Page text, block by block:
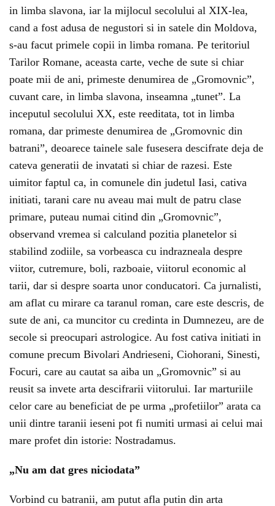
in limba slavona, iar la mijlocul secolului al XIX-lea,
cand a fost adusa de negustori si in satele din Moldova,
s-au facut primele copii in limba romana. Pe teritoriul
Tarilor Romane, aceasta carte, veche de sute si chiar
poate mii de ani, primeste denumirea de „Gromovnic”,
cuvant care, in limba slavona, inseamna „tunet”. La
inceputul secolului XX, este reeditata, tot in limba
romana, dar primeste denumirea de „Gromovnic din
batrani”, deoarece tainele sale fusesera descifrate deja de
cateva generatii de invatati si chiar de razesi. Este
uimitor faptul ca, in comunele din judetul Iasi, cativa
initiati, tarani care nu aveau mai mult de patru clase
primare, puteau numai citind din „Gromovnic”,
observand vremea si calculand pozitia planetelor si
stabilind zodiile, sa vorbeasca cu indrazneala despre
viitor, cutremure, boli, razboaie, viitorul economic al
tarii, dar si despre soarta unor conducatori. Ca jurnalisti,
am aflat cu mirare ca taranul roman, care este descris, de
sute de ani, ca muncitor cu credinta in Dumnezeu, are de
secole si preocupari astrologice. Au fost cativa initiati in
comune precum Bivolari Andrieseni, Ciohorani, Sinesti,
Focuri, care au cautat sa aiba un „Gromovnic” si au
reusit sa invete arta descifrarii viitorului. Iar marturiile
celor care au beneficiat de pe urma „profetiilor” arata ca
unii dintre taranii ieseni pot fi numiti urmasi ai celui mai
mare profet din istorie: Nostradamus.
„Nu am dat gres niciodata”
Vorbind cu batranii, am putut afla putin din arta